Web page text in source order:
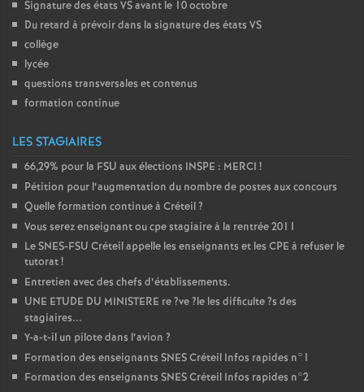
Signature des états VSavant le 10 octobre
Du retard à prévoir dans la signature des états VS
collège
lycée
questions transversales et contenus
formation continue
LES STAGIAIRES
66,29% pour la FSU aux élections INSPE : MERCI !
Pétition pour l’augmentation du nombre de postes aux concours
Quelle formation continue à Créteil?
Vous serez enseignant ou cpe stagiaire à la rentrée 2011
LeSNES-FSU Créteil appelle les enseignants et les CPE à refuser le
tutorat!
Entretien avec des chefs d’établissements.
UNE ETUDE DU MINISTERE re?ve?le les difficulte?s des
stagiaires...
Y-a-t-il un pilote dans l’avion ?
Formation des enseignants SNESCréteil Infos rapides n°1
Formation des enseignants SNESCréteil Infos rapides n°2